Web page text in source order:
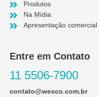
Produtos
Na Mídia
Apresentação comercial
Entre em Contato
11 5506-7900
contato@wesco.com.br